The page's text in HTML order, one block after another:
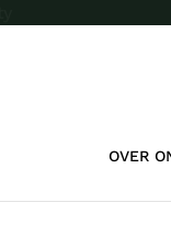
OVER